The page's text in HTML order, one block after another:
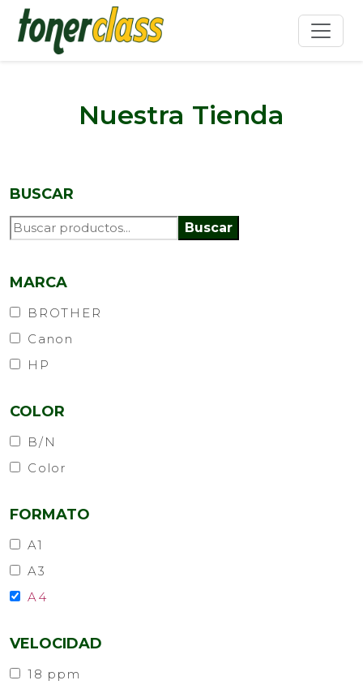
Nuestra Tienda
BUSCAR
Buscar
MARCA
BROTHER
Canon
HP
COLOR
B/N
Color
FORMATO
A1
A3
A4
VELOCIDAD
18 ppm